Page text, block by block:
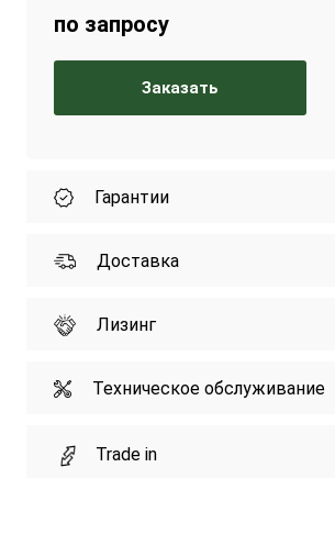
по запросу
Заказать
Гарантии
Доставка
Лизинг
Техническое обслуживание
Trade in